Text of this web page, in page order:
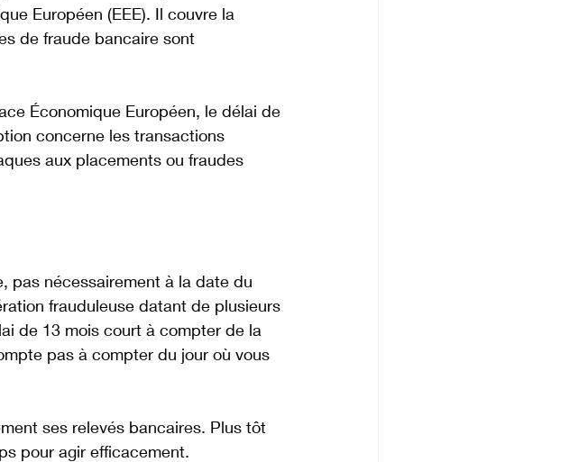
Européen (EEE). Il couvre la
de fraude bancaire sont
Économique Européen, le délai de
concerne les transactions
aux placements ou fraudes
pas nécessairement à la date du
frauduleuse datant de plusieurs
de 13 mois court à compter de la
pas à compter du jour où vous
ses relevés bancaires. Plus tôt
pour agir efficacement.